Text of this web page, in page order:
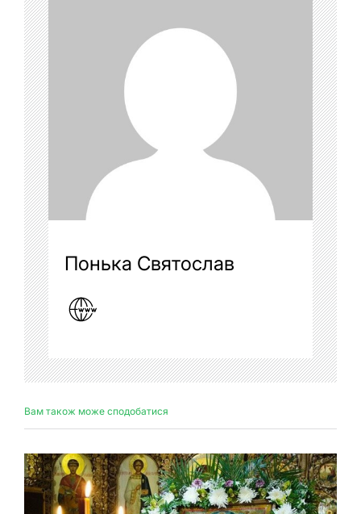
Понька Святослав
Вам також може сподобатися